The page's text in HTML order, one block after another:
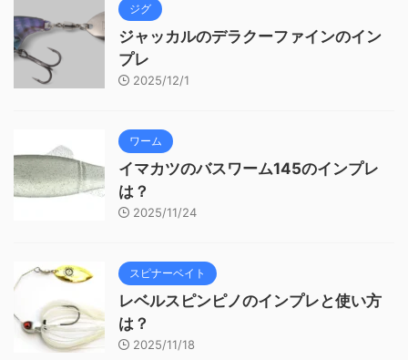
ジグ
ジャッカルのデラクーファインのイン
プレ
2025/12/1
ワーム
イマカツのバスワーム145のインプレ
は？
2025/11/24
スピナーベイト
レベルスピンピノのインプレと使い方
は？
2025/11/18